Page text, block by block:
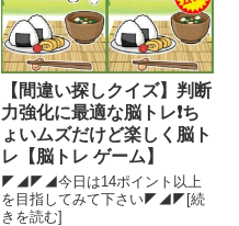
【間違い探しクイズ】判断
力強化に最適な脳トレ❗ち
ょいムズだけど楽しく脳ト
レ【脳トレ ゲーム】
◤◢◤◢今日は14ポイント以上
を目指してみて下さい◤◢◤[続
きを読む]